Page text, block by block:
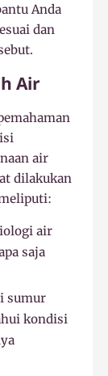
Anda
dan
Air
air
dilakukan
air
saja
sumur
kondisi